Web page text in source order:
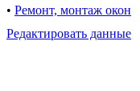
• Ремонт, монтаж окон
Редактировать данные